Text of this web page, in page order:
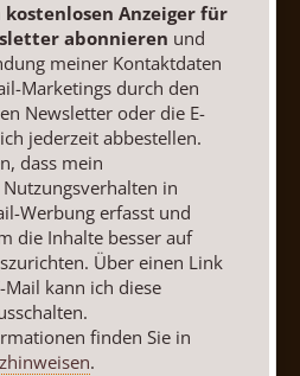
Abo online kündigen
oben
kostenlosen Anzeiger für
abonnieren und
meiner Kontaktdaten
Marketings durch den
Newsletter oder die E-
jederzeit abbestellen.
dass mein
in
Werbung erfasst und
die Inhalte besser auf
Über einen Link
kann ich diese
finden Sie in
.